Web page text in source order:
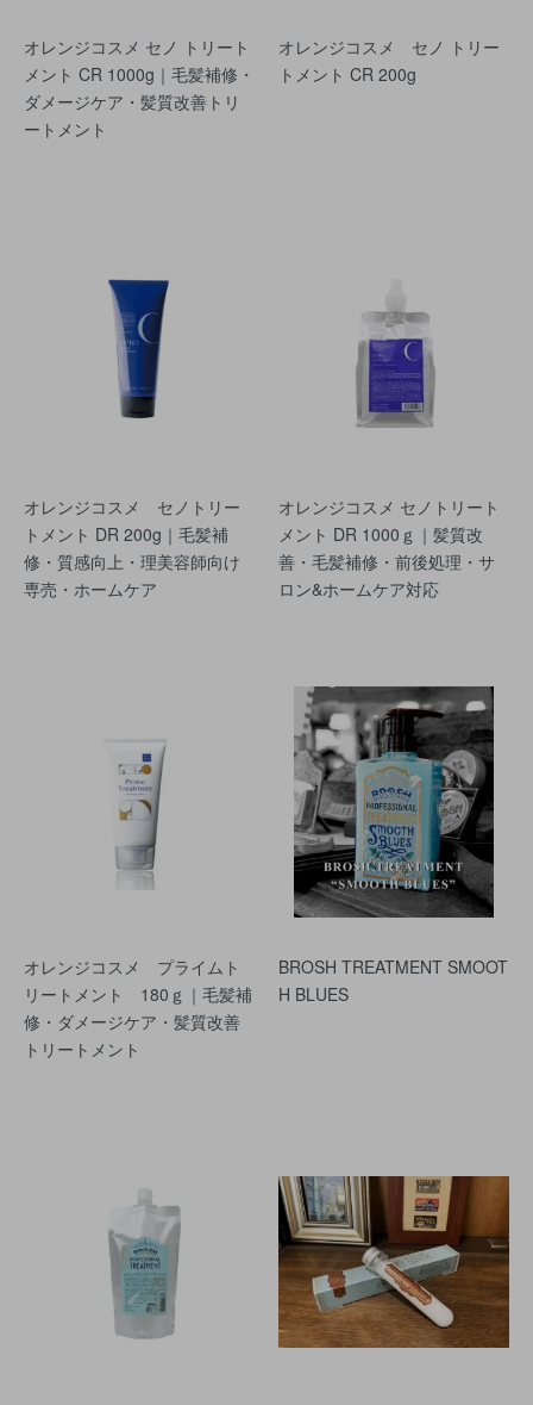
オレンジコスメ セノ トリート
メント CR 1000g｜毛髪補修・
ダメージケア・髪質改善トリ
ートメント
オレンジコスメ セノ トリー
トメント CR 200g
オレンジコスメ セノトリー
トメント DR 200g｜毛髪補
修・質感向上・理美容師向け
専売・ホームケア
オレンジコスメ セノトリート
メント DR 1000ｇ｜髪質改
善・毛髪補修・前後処理・サ
ロン&ホームケア対応
オレンジコスメ プライムト
リートメント 180ｇ｜毛髪補
修・ダメージケア・髪質改善
トリートメント
BROSH TREATMENT SMOOT
H BLUES